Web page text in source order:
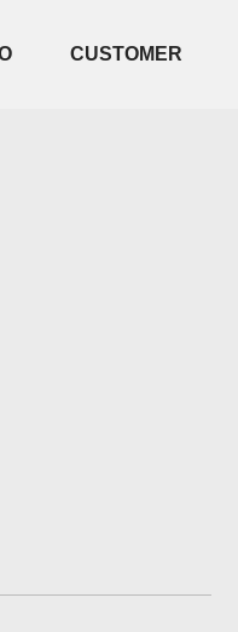
CUSTOMER